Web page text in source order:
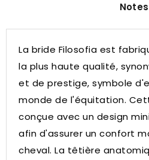
Notes
La bride Filosofia est
la plus haute qualité,
et de prestige, symbole
monde de l'équitation.
conçue avec un design
afin d'assurer un confort
cheval. La têtière